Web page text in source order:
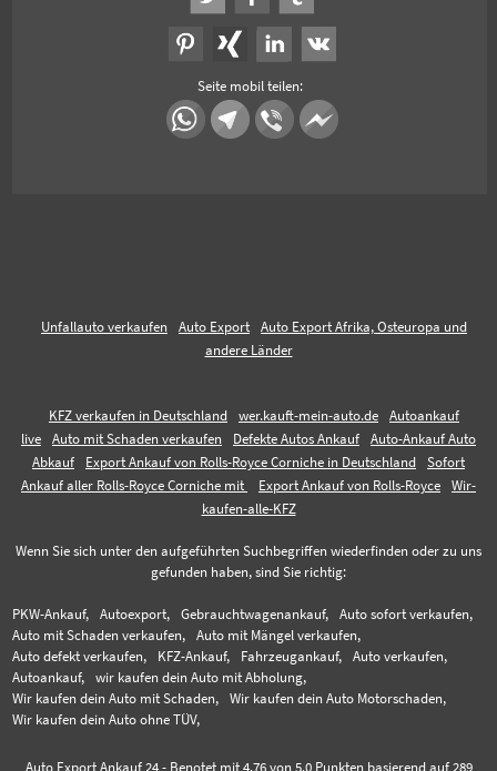
Seite mobil teilen:
Unfallauto verkaufen Auto Export
Auto Export Afrika, Osteuropa und
andere Länder
KFZ verkaufen in Deutschland wer.kauft-mein-auto.de
Autoankauf
live
Auto mit Schaden verkaufen Defekte Autos Ankauf
Auto-Ankauf Auto
Abkauf
Export Ankauf von Rolls-Royce Corniche in Deutschland
Sofort
Ankauf aller Rolls-Royce Corniche mit
Export Ankauf von Rolls-Royce
Wir-
kaufen-alle-KFZ
Wenn Sie sich unter den aufgeführten Suchbegriffen wiederfinden oder zu uns
gefunden haben, sind Sie richtig:
PKW-Ankauf, Autoexport, Gebrauchtwagenankauf,
Auto sofort verkaufen,
Auto mit Schaden verkaufen,
Auto mit Mängel verkaufen,
Auto defekt verkaufen,
KFZ-Ankauf, Fahrzeugankauf,
Auto verkaufen,
Autoankauf,
wir kaufen dein Auto mit Abholung,
Wir kaufen dein Auto mit Schaden,
Wir kaufen dein Auto Motorschaden,
Wir kaufen dein Auto ohne TÜV,
Auto Export Ankauf 24- Benotet mit 4.76von 5.0 Punkten basierend auf 289